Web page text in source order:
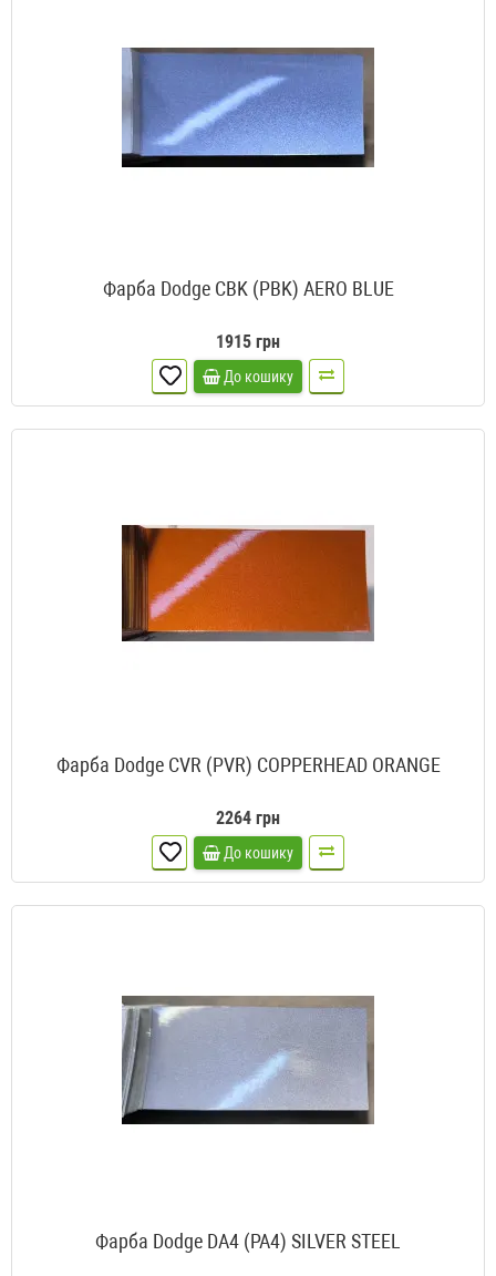
Фарба Dodge CBK (PBK) AERO BLUE
1915 грн
До кошику
Фарба Dodge CVR (PVR) COPPERHEAD ORANGE
2264 грн
До кошику
Фарба Dodge DA4 (PA4) SILVER STEEL